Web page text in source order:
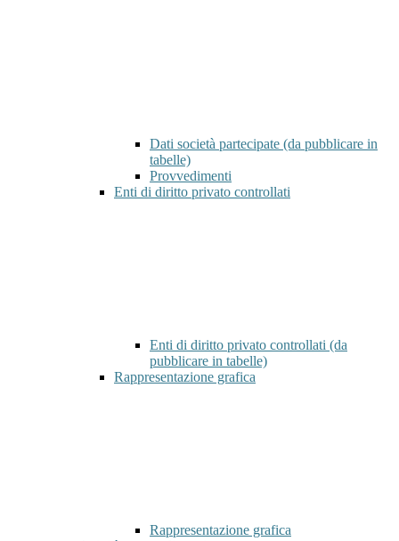
Dati società partecipate (da pubblicare in
tabelle)
Provvedimenti
Enti di diritto privato controllati
Enti di diritto privato controllati (da
pubblicare in tabelle)
Rappresentazione grafica
Rappresentazione grafica